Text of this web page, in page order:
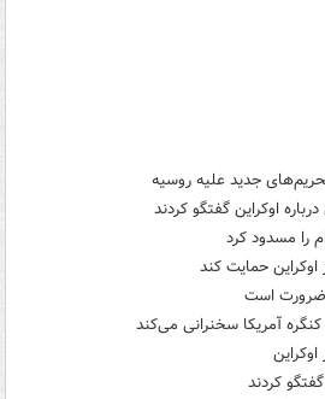
جدید علیه روسیه
اوکراین گفتگو کردند
را مسدود کرد
اوکراین حمایت کند
ضرورت است
آمریکا سخنرانی می‌کند
کردند